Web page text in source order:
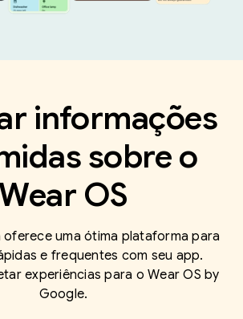
informações
sobre o
OS
oferece uma ótima plataforma para
e frequentes com seu app.
experiências para o Wear OS by
Google.